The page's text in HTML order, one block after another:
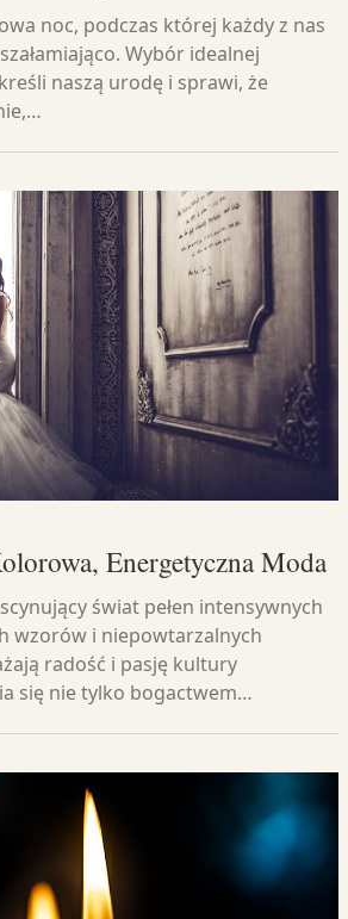
noc, podczas której każdy z nas
Wybór idealnej
naszą urodę i sprawi, że
Energetyczna Moda
świat pełen intensywnych
wzorów i niepowtarzalnych
radość i pasję kultury
się nie tylko bogactwem…